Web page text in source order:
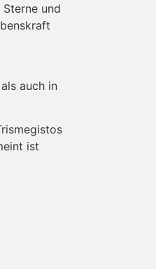
und
auch in
ist